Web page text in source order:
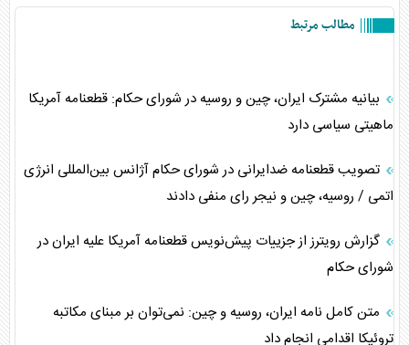
مطالب مرتبط
بیانیه مشترک ایران، چین و روسیه در شورای حکام: قطعنامه آمریکا
ماهیتی سیاسی دارد
تصویب قطعنامه ضدایرانی در شورای حکام آژانس بین‌المللی انرژی
اتمی / روسیه، چین و نیجر رای منفی دادند
گزارش رویترز از جزییات پیش‌نویس قطعنامه آمریکا علیه ایران در
شورای حکام
متن کامل نامه ایران، روسیه و چین: نمی‌توان بر مبنای مکاتبه
تروئیکا اقدامی انجام داد